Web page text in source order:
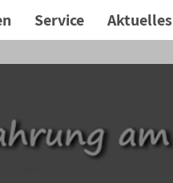
Service Aktuelles